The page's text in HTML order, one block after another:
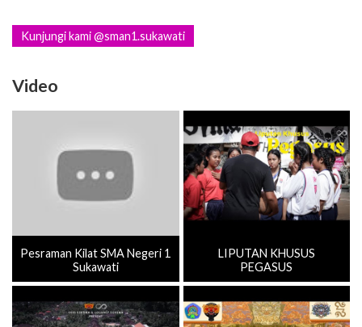
Kunjungi kami @sman1.sukawati
Video
Pesraman Kilat SMA Negeri 1
Sukawati
LIPUTAN KHUSUS
PEGASUS